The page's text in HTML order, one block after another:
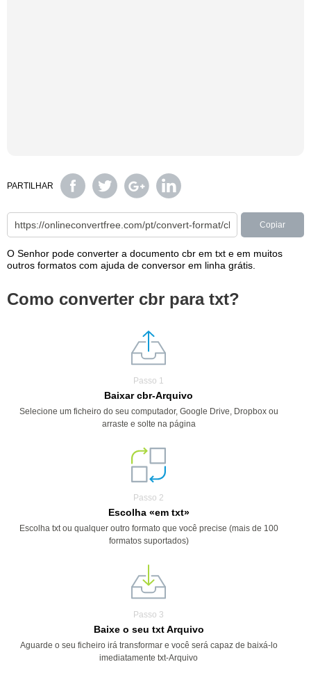
PARTILHAR
Copiar
O Senhor pode converter a documento cbr em txt e em muitos
outros formatos com ajuda de conversor em linha grátis.
Como converter cbr para txt?
Passo 1
Baixar cbr-Arquivo
Selecione um ficheiro do seu computador, Google Drive, Dropbox ou
arraste e solte na página
Passo 2
Escolha «em txt»
Escolha txt ou qualquer outro formato que você precise (mais de 100
formatos suportados)
Passo 3
Baixe o seu txt Arquivo
Aguarde o seu ficheiro irá transformar e você será capaz de baixá-lo
imediatamente txt-Arquivo